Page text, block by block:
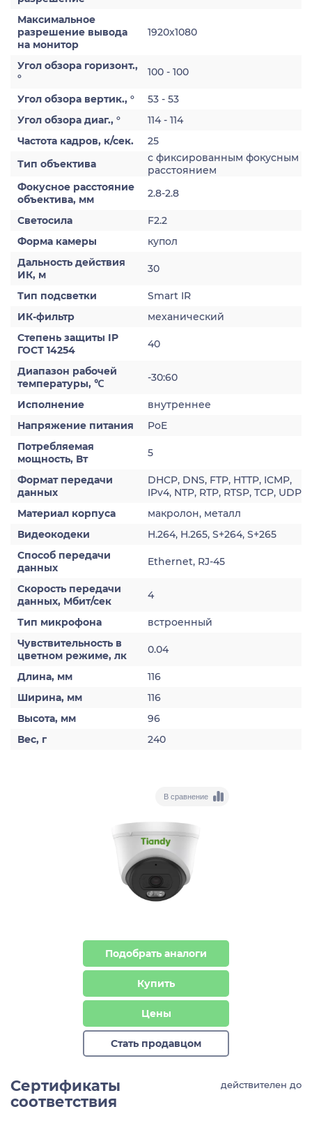
Максимальное
разрешение вывода
на монитор
1920x1080
Угол обзора горизонт.,
°
100 - 100
Угол обзора вертик., °
53 - 53
Угол обзора диаг., °
114 - 114
Частота кадров, к/сек.
25
Тип объектива
с фиксированным фокусным
расстоянием
Фокусное расстояние
объектива, мм
2.8-2.8
Светосила
F2.2
Форма камеры
купол
Дальность действия
ИК, м
30
Тип подсветки
Smart IR
ИК-фильтр
механический
Степень защиты IP
ГОСТ 14254
40
Диапазон рабочей
температуры, ℃
-30:60
Исполнение
внутреннее
Напряжение питания
PoE
Потребляемая
мощность, Вт
5
Формат передачи
данных
DHCP, DNS, FTP, HTTP, ICMP,
IPv4, NTP, RTP, RTSP, TCP, UDP
Материал корпуса
макролон, металл
Видеокодеки
H.264, H.265, S+264, S+265
Способ передачи
данных
Ethernet, RJ-45
Скорость передачи
данных, Мбит/сек
4
Тип микрофона
встроенный
Чувствительность в
цветном режиме, лк
0.04
Длина, мм
116
Ширина, мм
116
Высота, мм
96
Вес, г
240
В сравнение
Подобрать аналоги
Купить
Цены
Стать продавцом
Сертификаты
соответствия
действителен до